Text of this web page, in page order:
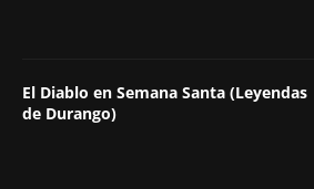
El Diablo en Semana Santa (Leyendas
de Durango)